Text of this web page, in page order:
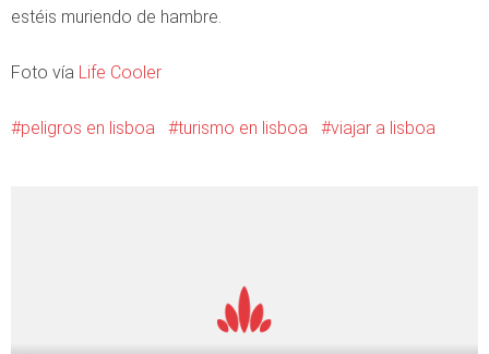
estéis muriendo de hambre.
Foto vía Life Cooler
peligros en lisboa turismo en lisboa viajar a lisboa